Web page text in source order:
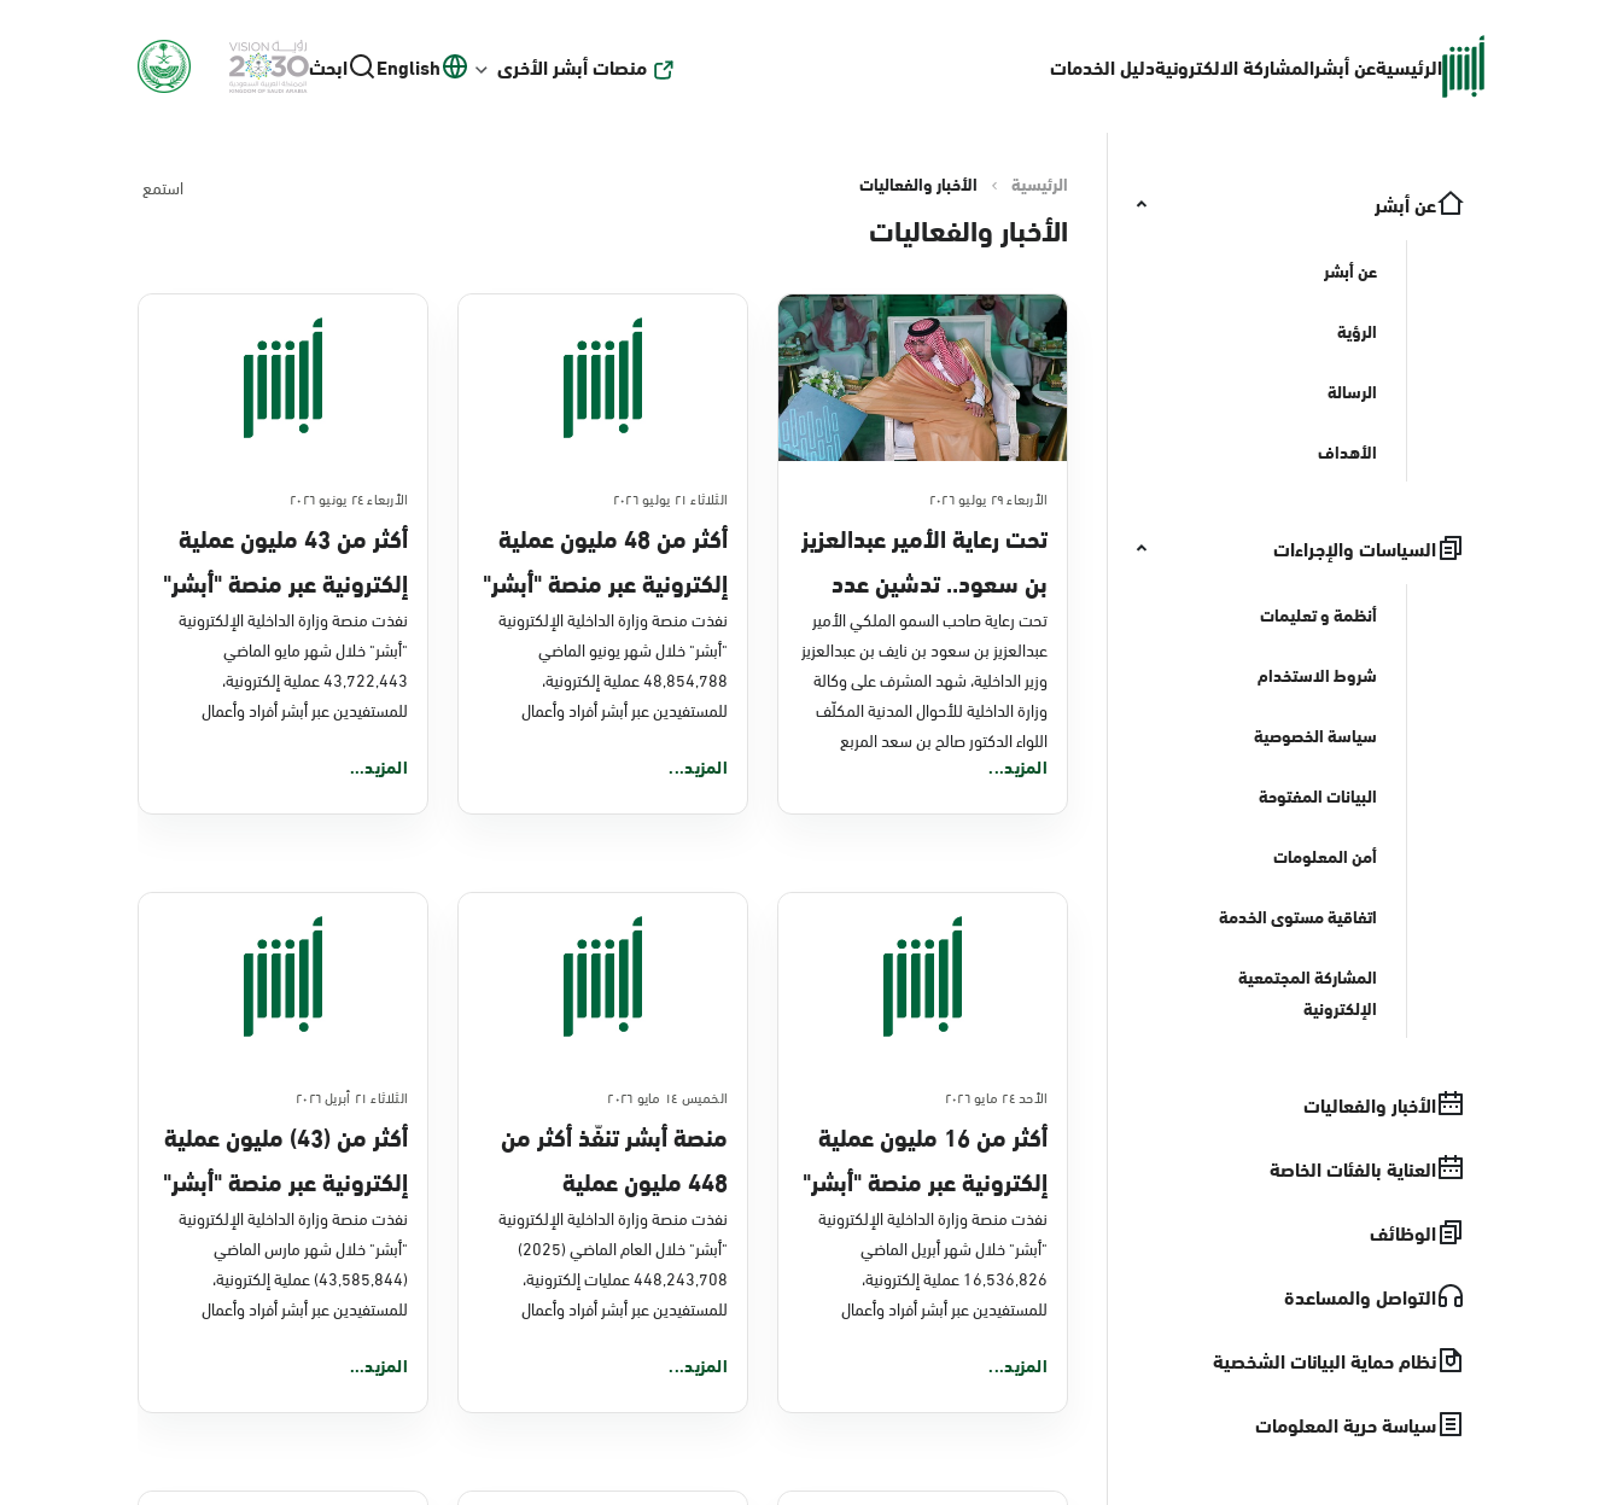
الرئيسيةعن أبشرالمشاركة الالكترونيةدليل الخدمات منصات أبشر الأخرى English ابحث
عن أبشر
عن أبشر
الرؤية
الرسالة
الأهداف
السياسات والإجراءات
أنظمة و تعليمات
شروط الاستخدام
سياسة الخصوصية
البيانات المفتوحة
أمن المعلومات
اتفاقية مستوى الخدمة
المشاركة المجتمعية
الإلكترونية
الأخبار والفعاليات
العناية بالفئات الخاصة
الوظائف
التواصل والمساعدة
نظام حماية البيانات الشخصية
سياسة حرية المعلومات
الرئيسية الأخبار والفعاليات استمع
الأخبار والفعاليات
الأربعاء ٢٩ يوليو ٢٠٢٦
تحت رعاية الأمير عبدالعزيز
بن سعود.. تدشين عدد
من مشاريع التحول
الرقمي والخدمات
الإلكترونية للأحوال
المدنية
تحت رعاية صاحب السمو الملكي الأمير
عبدالعزيز بن سعود بن نايف بن عبدالعزيز
وزير الداخلية، شهد المشرف على وكالة
وزارة الداخلية للأحوال المدنية المكلّف
اللواء الدكتور صالح بن سعد المربع
المزيد...
الثلاثاء ٢١ يوليو ٢٠٢٦
أكثر من 48 مليون عملية
إلكترونية عبر منصة "أبشر"
في يونيو 2026م
نفذت منصة وزارة الداخلية الإلكترونية
"أبشر" خلال شهر يونيو الماضي
48,854,788 عملية إلكترونية،
للمستفيدين عبر أبشر أفراد وأعمال
المزيد...
الأربعاء ٢٤ يونيو ٢٠٢٦
أكثر من 43 مليون عملية
إلكترونية عبر منصة "أبشر"
في مايو 2026م
نفذت منصة وزارة الداخلية الإلكترونية
"أبشر" خلال شهر مايو الماضي
43,722,443 عملية إلكترونية،
للمستفيدين عبر أبشر أفراد وأعمال
المزيد...
الأحد ٢٤ مايو ٢٠٢٦
أكثر من 16 مليون عملية
إلكترونية عبر منصة "أبشر"
في أبريل 2026م
نفذت منصة وزارة الداخلية الإلكترونية
"أبشر" خلال شهر أبريل الماضي
16,536,826 عملية إلكترونية،
للمستفيدين عبر أبشر أفراد وأعمال
المزيد...
الخميس ١٤ مايو ٢٠٢٦
منصة أبشر تنفّذ أكثر من
448 مليون عملية
إلكترونية في 2025م
نفذت منصة وزارة الداخلية الإلكترونية
"أبشر" خلال العام الماضي (2025)
448,243,708 عمليات إلكترونية،
للمستفيدين عبر أبشر أفراد وأعمال
المزيد...
الثلاثاء ٢١ أبريل ٢٠٢٦
أكثر من (43) مليون عملية
إلكترونية عبر منصة "أبشر"
في مارس 2026م
نفذت منصة وزارة الداخلية الإلكترونية
"أبشر" خلال شهر مارس الماضي
(43,585,844) عملية إلكترونية،
للمستفيدين عبر أبشر أفراد وأعمال
المزيد...